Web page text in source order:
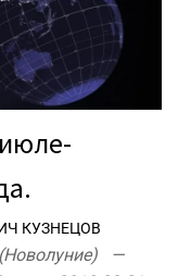
КУЗНЕЦОВ
—